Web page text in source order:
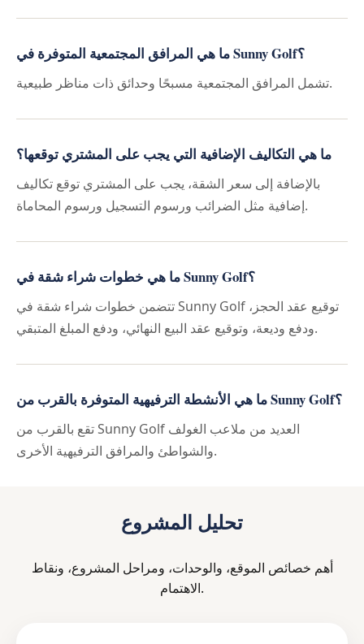
ما هي المرافق المجتمعية المتوفرة في Sunny Golf؟
تشمل المرافق المجتمعية مسبحًا وحدائق ذات مناظر طبيعية.
ما هي التكاليف الإضافية التي يجب على المشتري توقعها؟
بالإضافة إلى سعر الشقة، يجب على المشتري توقع تكاليف
إضافية مثل الضرائب ورسوم التسجيل ورسوم المحاماة.
ما هي خطوات شراء شقة في Sunny Golf؟
تتضمن خطوات شراء شقة في Sunny Golf توقيع عقد الحجز،
ودفع وديعة، وتوقيع عقد البيع النهائي، ودفع المبلغ المتبقي.
ما هي الأنشطة الترفيهية المتوفرة بالقرب من Sunny Golf؟
تقع بالقرب من Sunny Golf العديد من ملاعب الغولف
والشواطئ والمرافق الترفيهية الأخرى.
تحليل المشروع
أهم خصائص الموقع، والوحدات، ومراحل المشروع، ونقاط
الاهتمام.